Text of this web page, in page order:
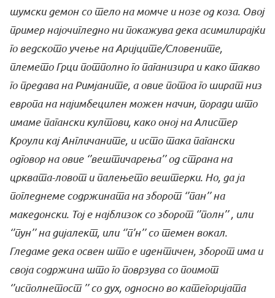
шумски демон со тело на момче и нозе од коза. Овој
пример најочигледно ни покажува дека асимилирајќи
го ведското учење на Аријците/Словените,
племето Грци потполно го паганизира и како такво
го предава на Римјаните, а овие потоа го шират низ
европа на најимбецилен можен начин, поради што
имаме пагански култови, како оној на Алистер
Кроули кај Англичаните, и исто така пагански
одговор на овие ‘’вештичарења’’ од страна на
црквата-ловот и палењето вештерки. Но, да ја
погледнеме содржината на зборот ‘’пан’’ на
македонски. Тој е најблизок со зборот ‘’полн’’ , или
‘’пун’’ на дијалект, или ‘’п’н’’ со темен вокал.
Гледаме дека освен што е идентичен, зборот има и
своја содржина што го поврзува со поимот
‘’исполнетост ’’ со дух, односно во категоријата